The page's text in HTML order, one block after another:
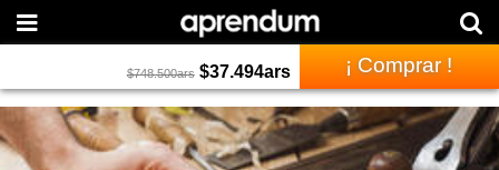
$748.500ars $37.494ars ¡ Comprar !